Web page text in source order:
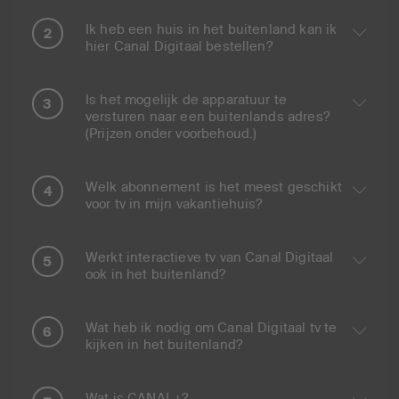
Ik heb een huis in het buitenland kan ik
hier Canal Digitaal bestellen?
Is het mogelijk de apparatuur te
versturen naar een buitenlands adres?
(Prijzen onder voorbehoud.)
Welk abonnement is het meest geschikt
voor tv in mijn vakantiehuis?
Werkt interactieve tv van Canal Digitaal
ook in het buitenland?
Wat heb ik nodig om Canal Digitaal tv te
kijken in het buitenland?